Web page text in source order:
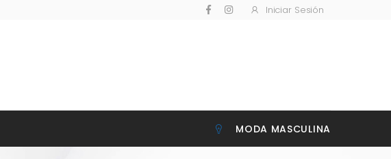
Iniciar Sesión
MODA MASCULINA